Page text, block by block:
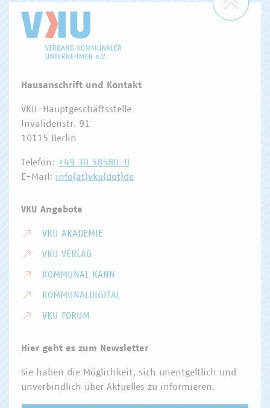
Hausanschrift und Kontakt
VKU-Hauptgeschäftsstelle
Invalidenstr. 91
10115 Berlin
Telefon: +49 30 58580-0
E-Mail: info(at)vku(dot)de
VKU Angebote
VKU AKADEMIE
VKU VERLAG
KOMMUNAL KANN
KOMMUNALDIGITAL
VKU FORUM
Hier geht es zum Newsletter
Sie haben die Möglichkeit, sich unentgeltlich und
unverbindlich über Aktuelles zu informieren.